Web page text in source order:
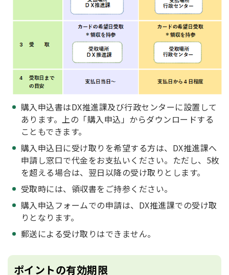
購入申込書はDX推進課及び行政センターに設置して
あります。上の「購入申込」からダウンロードする
こともできます。
購入申込日に受け取りを希望する方は、DX推進課へ
申請し窓口で代金をお支払いください。ただし、5枚
を超える場合は、翌日以降の受け取りとします。
受取時には、領収書をご持参ください。
購入申込フォームでの申請は、DX推進課での受け取
りとなります。
郵送による受け取りはできません。
ポイントの有効期限